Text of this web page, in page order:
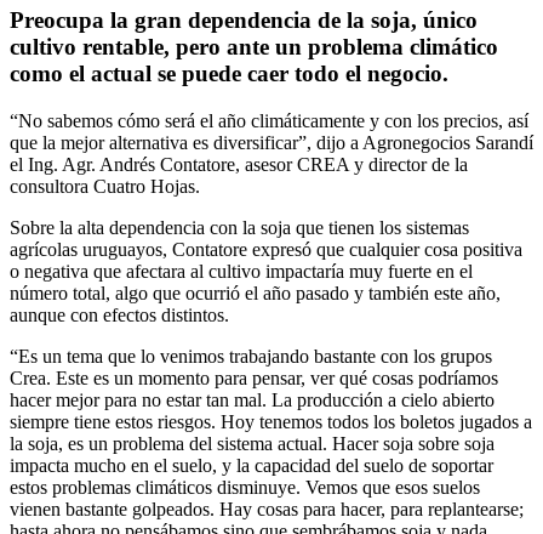
Preocupa la gran dependencia de la soja, único
cultivo rentable, pero ante un problema climático
como el actual se puede caer todo el negocio.
“No sabemos cómo será el año climáticamente y con los precios, así
que la mejor alternativa es diversificar”, dijo a Agronegocios Sarandí
el Ing. Agr. Andrés Contatore, asesor CREA y director de la
consultora Cuatro Hojas.
Sobre la alta dependencia con la soja que tienen los sistemas
agrícolas uruguayos, Contatore expresó que cualquier cosa positiva
o negativa que afectara al cultivo impactaría muy fuerte en el
número total, algo que ocurrió el año pasado y también este año,
aunque con efectos distintos.
“Es un tema que lo venimos trabajando bastante con los grupos
Crea. Este es un momento para pensar, ver qué cosas podríamos
hacer mejor para no estar tan mal. La producción a cielo abierto
siempre tiene estos riesgos. Hoy tenemos todos los boletos jugados a
la soja, es un problema del sistema actual. Hacer soja sobre soja
impacta mucho en el suelo, y la capacidad del suelo de soportar
estos problemas climáticos disminuye. Vemos que esos suelos
vienen bastante golpeados. Hay cosas para hacer, para replantearse;